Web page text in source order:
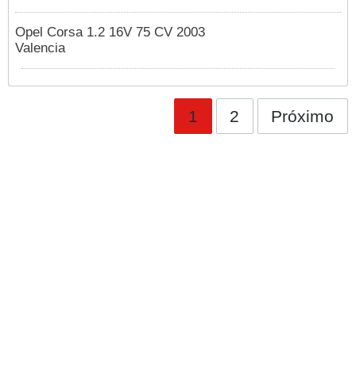
Opel Corsa 1.2 16V 75 CV 2003
Valencia
1 2 Próximo